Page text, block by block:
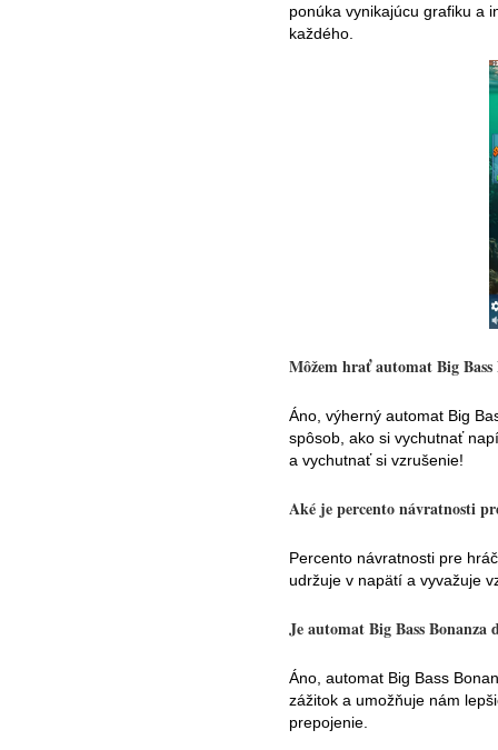
ponúka vynikajúcu grafiku a
každého.
Môžem hrať automat Big Bass
Áno, výherný automat Big
spôsob, ako si vychutnať
a vychutnať si vzrušenie!
Aké je percento návratnosti
Percento návratnosti pre
udržuje v napätí a vyvažuje
Je automat Big Bass Bonanza
Áno, automat Big Bass
zážitok a umožňuje nám
prepojenie.